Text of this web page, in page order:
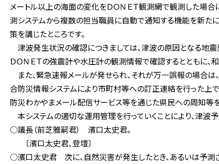
メートル以上の海面の変化をＤＯＮＥＴ観測網で観測した場
測システムから複数の担当職員に自動で通知する機能を新た
策を講じたところです。
津波発生状況の確認につきましては、津波の原因となる地
ＤＯＮＥＴの強震計や水圧計の観測情報で確認するとともに
また、緊急速報メールが発せられ、それが万一誤報の場合
合防災情報システムにより市町村等への訂正連絡を行った上
防災わかやまメール配信サービス等を通じた県民への周知等
本システムの適切な運用管理を行っていくことにより、津波
○議長（前芝雅嗣君） 濱口太史君。
〔濱口太史君、登壇〕
○濱口太史君 次に、自然災害が発生したとき、あるいは予